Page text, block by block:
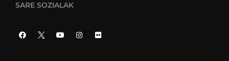
SARE SOZIALAK